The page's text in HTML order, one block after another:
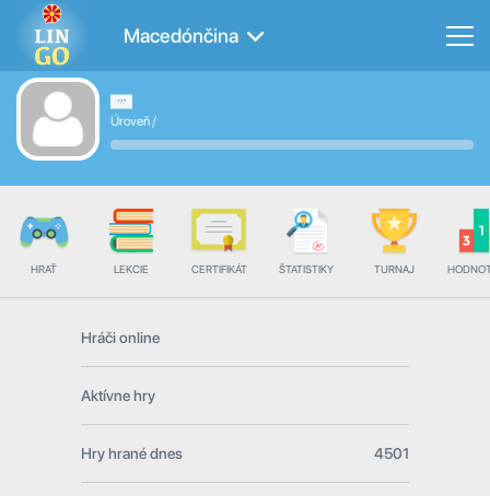
Macedónčina
Úroveň/
HRAŤ LEKCIE CERTIFIKÁT ŠTATISTIKY TURNAJ
Hráči online
Aktívne hry
Hry hrané dnes 4501